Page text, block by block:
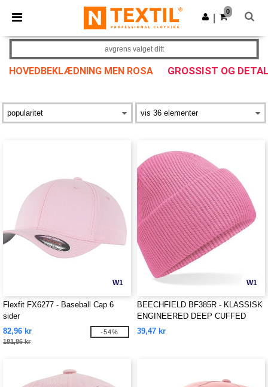
× Ntextil-app
Bedre priser i appen!
Last ned app
0
HOVEDBEKLÆDNING MEN ROSA GROSSIST OG
avgrens valget ditt
W1
Flexfit FX6277 - Baseball Cap 6
sider
82,96 kr
181,86 kr
-54%
W1
BEECHFIELD BF385R - KLASSISK
ENGINEERED DEEP CUFFED
BEANIE
39,47 kr